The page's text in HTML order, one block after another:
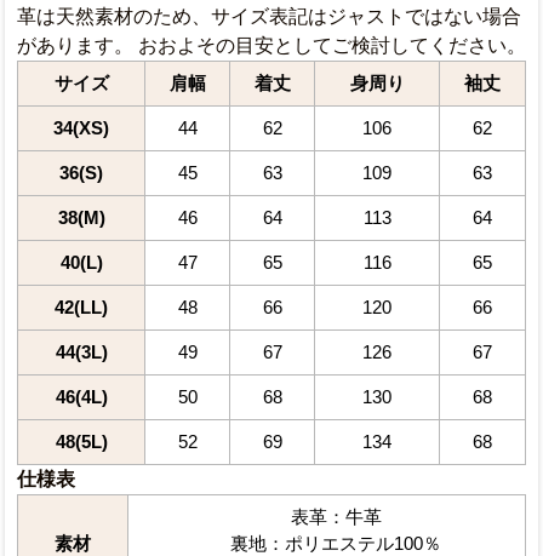
革は天然素材のため、サイズ表記はジャストではない場合
があります。 おおよその目安としてご検討してください。
サイズ 肩幅 着丈 身周り 袖丈
34(XS) 44 62 106 62
36(S) 45 63 109 63
38(M) 46 64 113 64
40(L) 47 65 116 65
42(LL) 48 66 120 66
44(3L) 49 67 126 67
46(4L) 50 68 130 68
48(5L) 52 69 134 68
仕様表
素材
表革：牛革
裏地：ポリエステル100％